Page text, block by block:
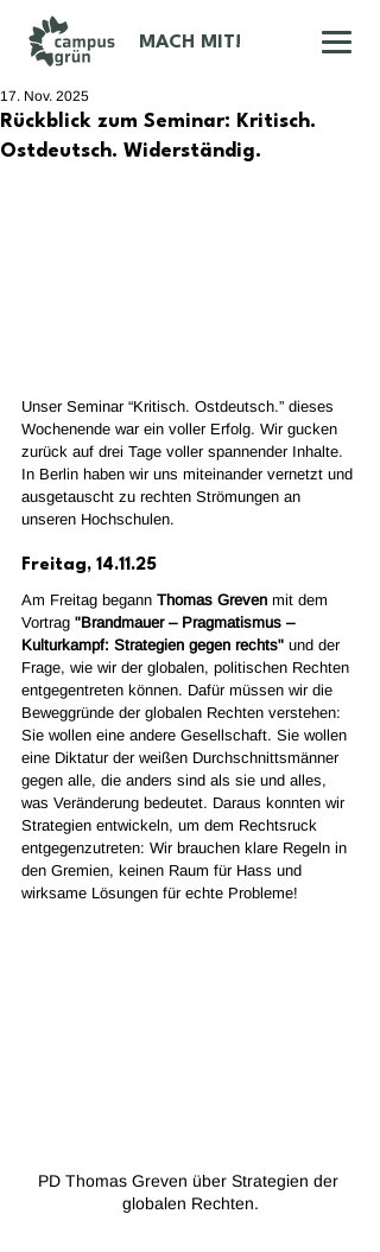
MACH MIT!
Rückblick zum Seminar: Kritisch.
Ostdeutsch. Widerständig.
17. Nov. 2025
Unser Seminar “Kritisch. Ostdeutsch.” dieses
Wochenende war ein voller Erfolg. Wir gucken
zurück auf drei Tage voller spannender Inhalte.
In Berlin haben wir uns miteinander vernetzt und
ausgetauscht zu rechten Strömungen an
unseren Hochschulen.
Freitag, 14.11.25
Am Freitag begann Thomas Greven mit dem
Vortrag "Brandmauer – Pragmatismus –
Kulturkampf: Strategien gegen rechts" und der
Frage, wie wir der globalen, politischen Rechten
entgegentreten können. Dafür müssen wir die
Beweggründe der globalen Rechten verstehen:
Sie wollen eine andere Gesellschaft. Sie wollen
eine Diktatur der weißen Durchschnittsmänner
gegen alle, die anders sind als sie und alles,
was Veränderung bedeutet. Daraus konnten wir
Strategien entwickeln, um dem Rechtsruck
entgegenzutreten: Wir brauchen klare Regeln in
den Gremien, keinen Raum für Hass und
wirksame Lösungen für echte Probleme!
PD Thomas Greven über Strategien der
globalen Rechten.